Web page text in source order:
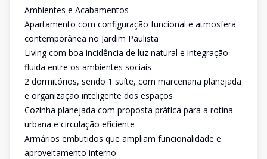
Ambientes e Acabamentos
Apartamento com configuração funcional e atmosfera
contemporânea no Jardim Paulista
Living com boa incidência de luz natural e integração
fluida entre os ambientes sociais
2 dormitórios, sendo 1 suíte, com marcenaria planejada
e organização inteligente dos espaços
Cozinha planejada com proposta prática para a rotina
urbana e circulação eficiente
Armários embutidos que ampliam funcionalidade e
aproveitamento interno